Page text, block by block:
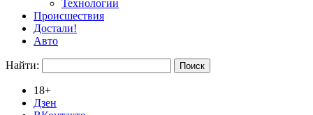
Технологии
Происшествия
Достали!
Авто
Найти:
18+
Дзен